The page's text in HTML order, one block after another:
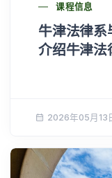
课程信息
牛津法律系
介绍牛津法
2026年05月13